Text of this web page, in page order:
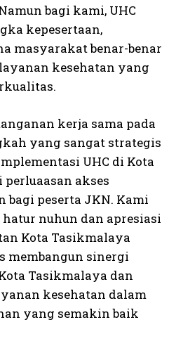
bagi kami, UHC
kepesertaan,
masyarakat benar-benar
kesehatan yang
kerja sama pada
yang sangat strategis
UHC di Kota
akses
bagi peserta JKN. Kami
nuhun dan apresiasi
Kota Tasikmalaya
membangun sinergi
Tasikmalaya dan
kesehatan dalam
yang semakin baik